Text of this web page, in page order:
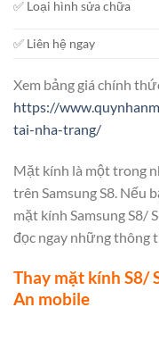
✅ Loại hình sửa chữa
✅ Liên hệ ngay
Xem bảng giá chính
https://
tai-nha-trang/
Mặt kính là một trong
trên Samsung S8. Nếu
mặt kính Samsung S8/
đọc ngay những thông
Thay mặt kính S8/
An mobile